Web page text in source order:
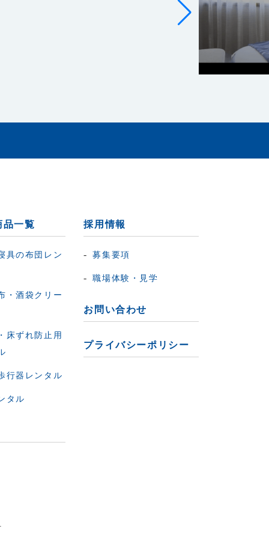
品一覧
具の布団レン
・酒袋クリー
床ずれ防止用
行器レンタル
タル
採用情報
募集要項
職場体験・見学
お問い合わせ
プライバシーポリシー